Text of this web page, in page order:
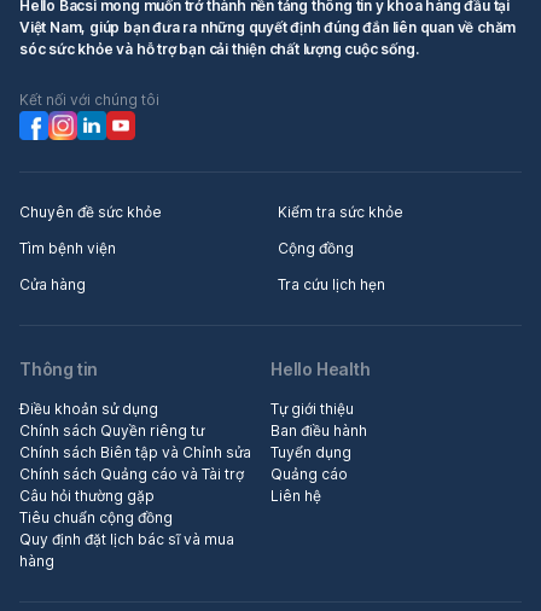
Hello Bacsi mong muốn trở thành nền tảng thông tin y khoa hàng đầu tại
Việt Nam, giúp bạn đưa ra những quyết định đúng đắn liên quan về chăm
sóc sức khỏe và hỗ trợ bạn cải thiện chất lượng cuộc sống.
Kết nối với chúng tôi
Chuyên đề sức khỏe
Kiểm tra sức khỏe
Tìm bệnh viện
Cộng đồng
Cửa hàng
Tra cứu lịch hẹn
Thông tin
Điều khoản sử dụng
Chính sách Quyền riêng tư
Chính sách Biên tập và Chỉnh sửa
Chính sách Quảng cáo và Tài trợ
Câu hỏi thường gặp
Tiêu chuẩn cộng đồng
Quy định đặt lịch bác sĩ và mua
hàng
Hello Health
Tự giới thiệu
Ban điều hành
Tuyển dụng
Quảng cáo
Liên hệ